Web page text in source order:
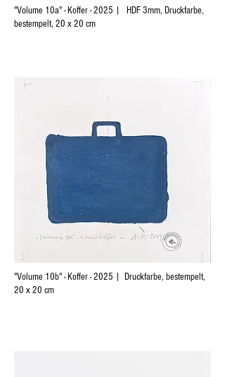
"Volume 10a" - Koffer - 2025 | HDF 3mm, Druckfarbe,
bestempelt, 20 x 20 cm
"Volume 10b" - Koffer - 2025 | Druckfarbe, bestempelt,
20 x 20 cm